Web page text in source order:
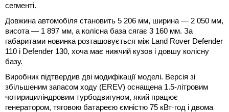
сегменті.
Довжина автомобіля становить 5 206 мм, ширина — 2 050 мм,
висота — 1 897 мм, а колісна база сягає 3 160 мм. За
габаритами новинка розташовується між Land Rover Defender
110 і Defender 130, хоча має нижчий кузов і довшу колісну
базу.
Виробник підтвердив дві модифікації моделі. Версія зі
збільшеним запасом ходу (EREV) оснащена 1.5-літровим
чотирициліндровим турбодвигуном, який працює
генератором, тяговою батареєю ємністю 75 кВт⋅год і двома